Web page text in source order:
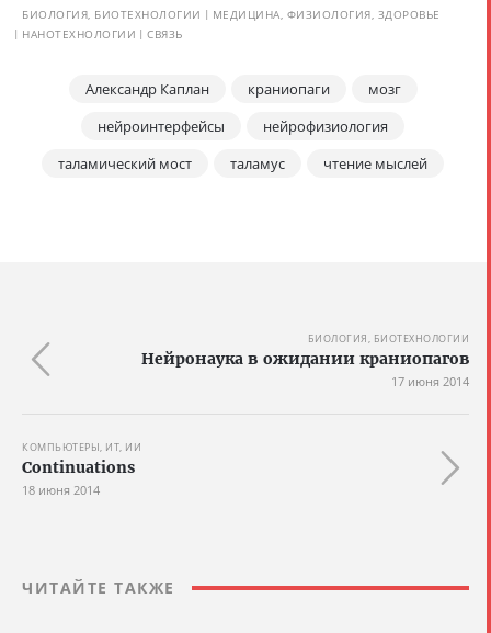
БИОЛОГИЯ, БИОТЕХНОЛОГИИ
МЕДИЦИНА, ФИЗИОЛОГИЯ, ЗДОРОВЬЕ
НАНОТЕХНОЛОГИИ
СВЯЗЬ
Александр Каплан краниопаги
мозг
нейроинтерфейсы
нейрофизиология
таламический мост
таламус чтение мыслей
БИОЛОГИЯ, БИОТЕХНОЛОГИИ
Нейронаука в ожидании краниопагов
17 июня 2014
КОМПЬЮТЕРЫ, ИТ, ИИ
Continuations
18 июня 2014
ЧИТАЙТЕ ТАКЖЕ